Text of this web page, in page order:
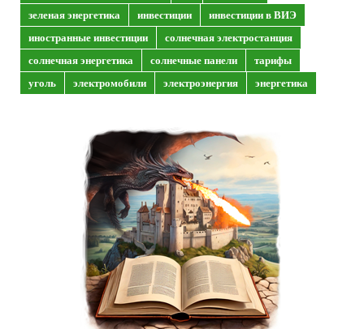
зеленая энергетика
инвестиции
инвестиции в ВИЭ
иностранные инвестиции
солнечная электростанция
солнечная энергетика
солнечные панели
тарифы
уголь
электромобили электроэнергия энергетика